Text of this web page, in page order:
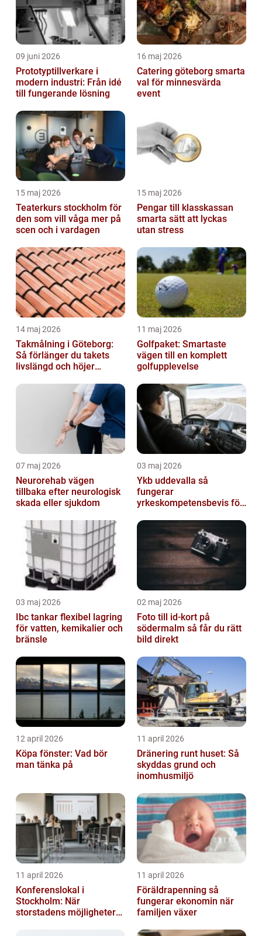
09 juni 2026
Prototyptillverkare i
modern industri: Från idé
till fungerande lösning
16 maj 2026
Catering göteborg smarta
val för minnesvärda
event
15 maj 2026
Teaterkurs stockholm för
den som vill våga mer på
scen och i vardagen
15 maj 2026
Pengar till klasskassan
smarta sätt att lyckas
utan stress
14 maj 2026
Takmålning i Göteborg:
Så förlänger du takets
livslängd och höjer
11 maj 2026
Golfpaket: Smartaste
vägen till en komplett
golfupplevelse
07 maj 2026
Neurorehab vägen
tillbaka efter neurologisk
skada eller sjukdom
03 maj 2026
Ykb uddevalla så
fungerar
yrkeskompetensbevis för
03 maj 2026
Ibc tankar flexibel lagring
för vatten, kemikalier och
bränsle
02 maj 2026
Foto till id-kort på
södermalm så får du rätt
bild direkt
12 april 2026
Köpa fönster: Vad bör
man tänka på
11 april 2026
Dränering runt huset: Så
skyddas grund och
inomhusmiljö
11 april 2026
Konferenslokal i
Stockholm: När
storstadens möjligheter
11 april 2026
Föräldrapenning så
fungerar ekonomin när
familjen växer